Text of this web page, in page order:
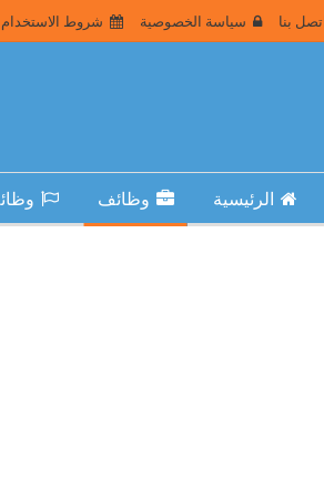
اتصل بنا سياسة الخصوصية شروط الاستخدام
الرئيسية وظائف